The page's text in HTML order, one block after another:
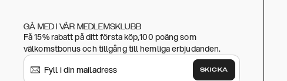
GÅ MED I VÅR MEDLEMSKLUBB
Få 15% rabatt på ditt första köp,100 poäng som
välkomstbonus och tillgång till hemliga erbjudanden.
SKICKA